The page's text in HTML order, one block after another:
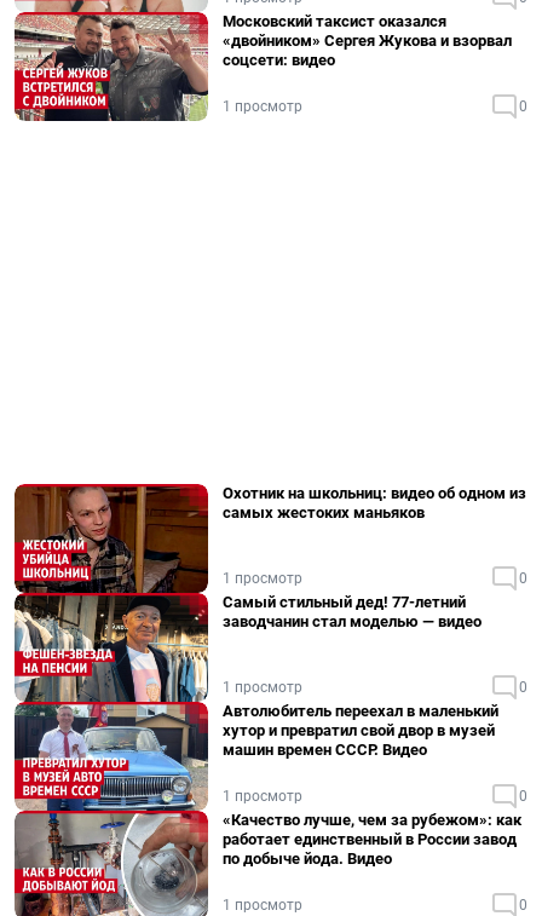
Московский таксист оказался
«двойником» Сергея Жукова и взорвал
соцсети: видео
1 просмотр 0
Охотник на школьниц: видео об одном из
самых жестоких маньяков
1 просмотр 0
Самый стильный дед! 77-летний
заводчанин стал моделью — видео
1 просмотр 0
Автолюбитель переехал в маленький
хутор и превратил свой двор в музей
машин времен СССР. Видео
1 просмотр 0
«Качество лучше, чем за рубежом»: как
работает единственный в России завод
по добыче йода. Видео
1 просмотр 0